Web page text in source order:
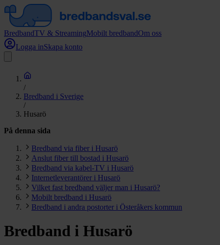
BredbandTV & StreamingMobilt bredbandOm oss
Logga inSkapa konto
/
Bredband i Sverige
/
Husarö
På denna sida
Bredband via fiber i Husarö
Anslut fiber till bostad i Husarö
Bredband via kabel-TV i Husarö
Internetleverantörer i Husarö
Vilket fast bredband väljer man i Husarö?
Mobilt bredband i Husarö
Bredband i andra postorter i Österåkers kommun
Bredband i Husarö